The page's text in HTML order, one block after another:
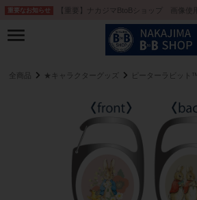
重要なお知らせ 【重要】ナカジマBtoBショップ 画像使
全商品 ★キャラクターグッズ ピーターラビット